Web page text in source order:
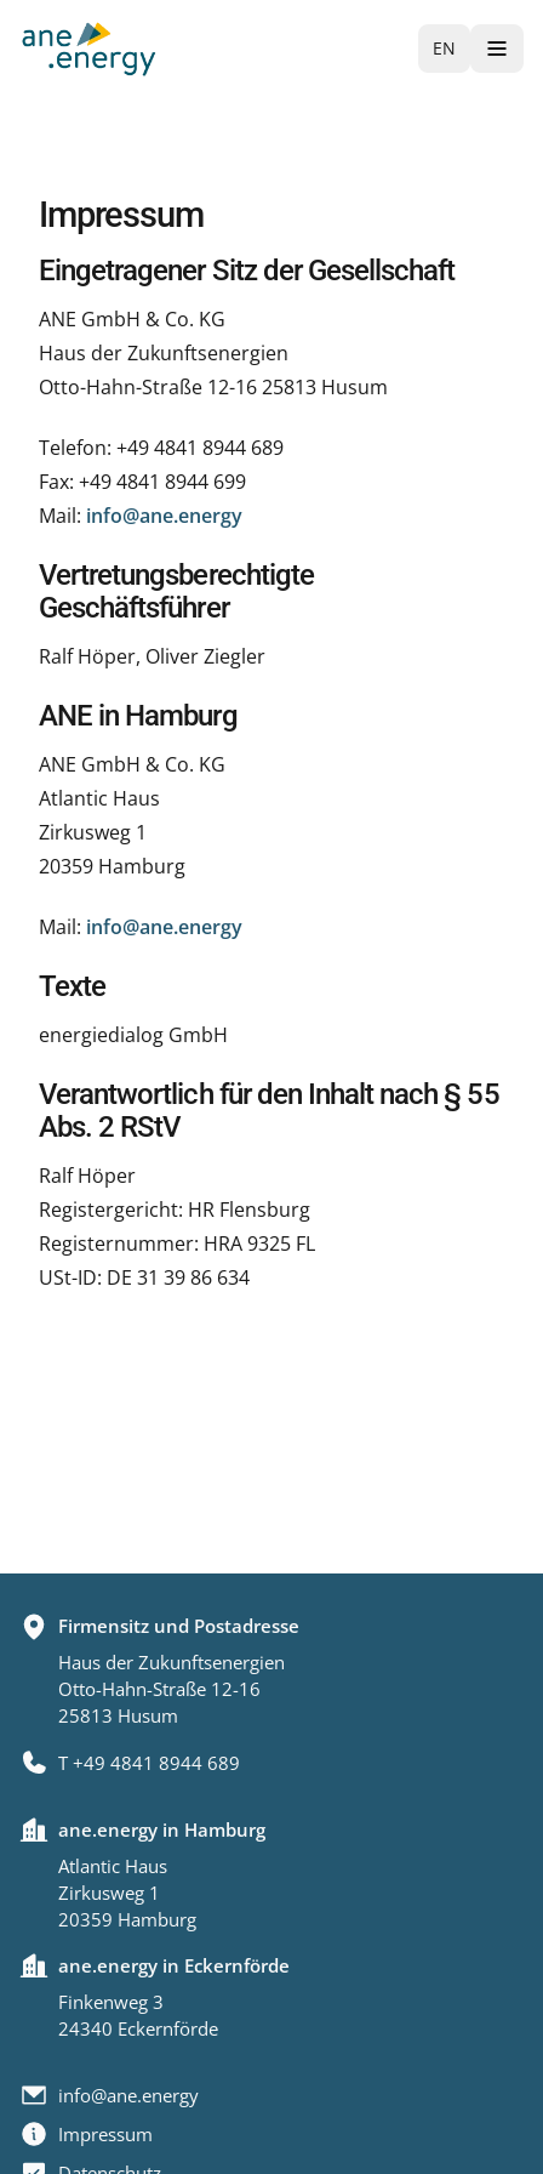
EN
Impressum
Eingetragener Sitz der Gesellschaft
ANE GmbH & Co. KG
Haus der Zukunftsenergien
Otto-Hahn-Straße 12-16 25813 Husum
Telefon: +49 4841 8944 689
Fax: +49 4841 8944 699
Mail: info@ane.energy
Vertretungsberechtigte
Geschäftsführer
Ralf Höper, Oliver Ziegler
ANE in Hamburg
ANE GmbH & Co. KG
Atlantic Haus
Zirkusweg 1
20359 Hamburg
Mail: info@ane.energy
Texte
energiedialog GmbH
Verantwortlich für den Inhalt nach § 55
Abs. 2 RStV
Ralf Höper
Registergericht: HR Flensburg
Registernummer: HRA 9325 FL
USt-ID: DE 31 39 86 634
Firmensitz und Postadresse
Haus der Zukunftsenergien
Otto-Hahn-Straße 12-16
25813 Husum
T +49 4841 8944 689
ane.energy in Hamburg
Atlantic Haus
Zirkusweg 1
20359 Hamburg
ane.energy in Eckernförde
Finkenweg 3
24340 Eckernförde
info@ane.energy
Impressum